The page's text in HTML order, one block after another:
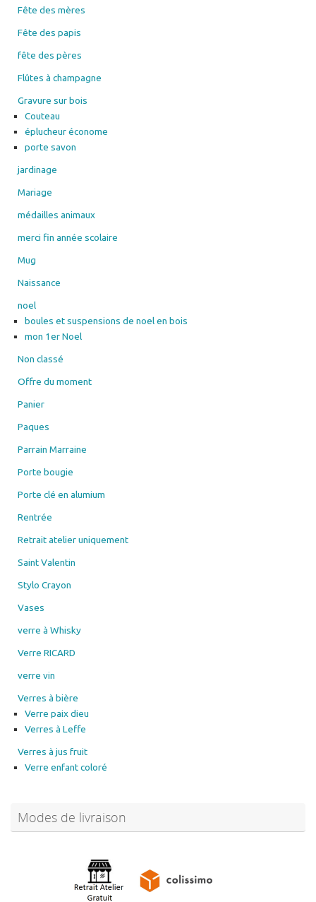
Fête des mères
Fête des papis
fête des pères
Flûtes à champagne
Gravure sur bois
Couteau
éplucheur économe
porte savon
jardinage
Mariage
médailles animaux
merci fin année scolaire
Mug
Naissance
noel
boules et suspensions de noel en bois
mon 1er Noel
Non classé
Offre du moment
Panier
Paques
Parrain Marraine
Porte bougie
Porte clé en alumium
Rentrée
Retrait atelier uniquement
Saint Valentin
Stylo Crayon
Vases
verre à Whisky
Verre RICARD
verre vin
Verres à bière
Verre paix dieu
Verres à Leffe
Verres à jus fruit
Verre enfant coloré
Modes de livraison